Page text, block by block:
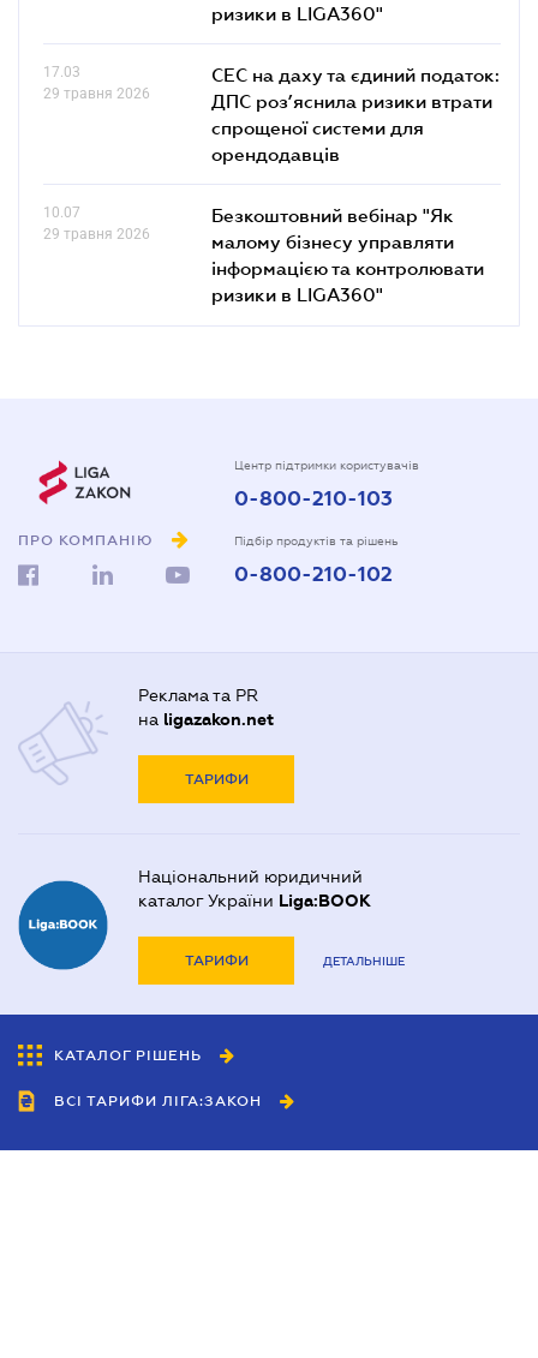
ризики в LIGA360"
17.03
29 травня 2026
СЕС на даху та єдиний податок:
ДПС роз’яснила ризики втрати
спрощеної системи для
орендодавців
10.07
29 травня 2026
Безкоштовний вебінар "Як
малому бізнесу управляти
інформацією та контролювати
ризики в LIGA360"
ПРО КОМПАНІЮ
Центр підтримки користувачів
0-800-210-103
Підбір продуктів та рішень
0-800-210-102
Реклама та PR
на ligazakon.net
ТАРИФИ
Національний юридичний
каталог України Liga:BOOK
ТАРИФИ ДЕТАЛЬНІШЕ
КАТАЛОГ РІШЕНЬ
ВСІ ТАРИФИ ЛІГА:ЗАКОН